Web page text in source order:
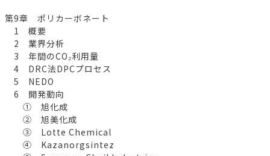
第9章 ポリカーボネート
1 概要
2 業界分析
3 年間のCO₂利用量
4 DRC法DPCプロセス
5 NEDO
6 開発動向
① 旭化成
② 旭美化成
③ Lotte Chemical
④ Kazanorgsintez